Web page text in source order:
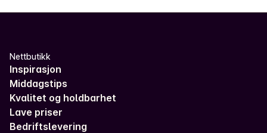
Nettbutikk
Inspirasjon
Middagstips
Kvalitet og holdbarhet
Lave priser
Bedriftslevering